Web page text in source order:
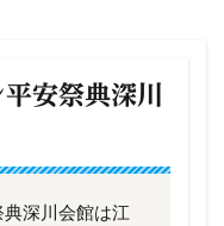
安祭典深川
深川会館は江